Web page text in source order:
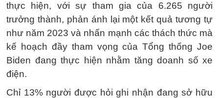
thực hiện, với sự tham gia của 6.265 người
trưởng thành, phản ánh lại một kết quả tương tự
như năm 2023 và nhấn mạnh các thách thức mà
kế hoạch đầy tham vọng của Tổng thống Joe
Biden đang thực hiện nhằm tăng doanh số xe
điện.
Chỉ 13% người được hỏi ghi nhận đang sở hữu